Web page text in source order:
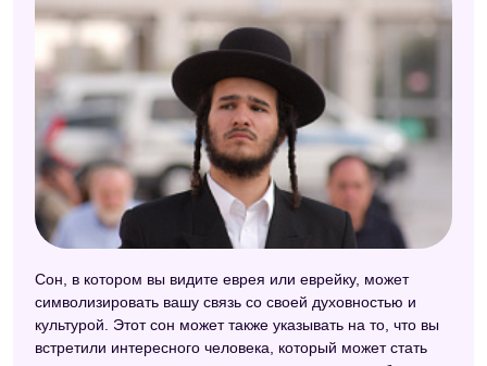
Сон, в котором вы видите еврея или еврейку, может
символизировать вашу связь со своей духовностью и
культурой. Этот сон может также указывать на то, что вы
встретили интересного человека, который может стать